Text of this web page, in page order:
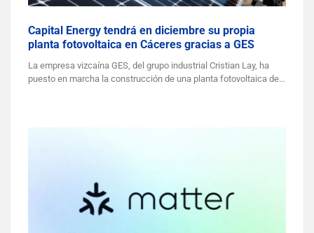
Capital Energy tendrá en diciembre su propia
planta fotovoltaica en Cáceres gracias a GES
La empresa vizcaína GES, del grupo industrial Cristian Lay, ha
puesto en marcha la construcción de una planta fotovoltaica de…